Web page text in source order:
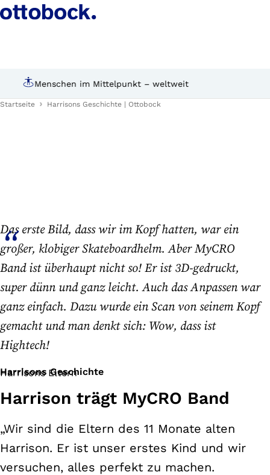
Persönliche Beratung durch Experten
Startseite Harrisons Geschichte | Ottobock
Das erste Bild, dass wir im Kopf hatten, war ein
großer, klobiger Skateboardhelm. Aber MyCRO
Band ist überhaupt nicht so! Er ist 3D-gedruckt,
super dünn und ganz leicht. Auch das Anpassen war
ganz einfach. Dazu wurde ein Scan von seinem Kopf
gemacht und man denkt sich: Wow, dass ist
Hightech!
Harrisons Eltern
Harrisons Geschichte
Harrison trägt MyCRO Band
„Wir sind die Eltern des 11 Monate alten
Harrison. Er ist unser erstes Kind und wir
versuchen, alles perfekt zu machen.